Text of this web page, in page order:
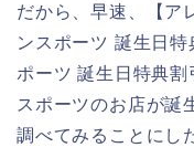
だから、早速、【ア
ンスポーツ 誕生日
ポーツ 誕生日特典
スポーツのお店が誕
調べてみることにし